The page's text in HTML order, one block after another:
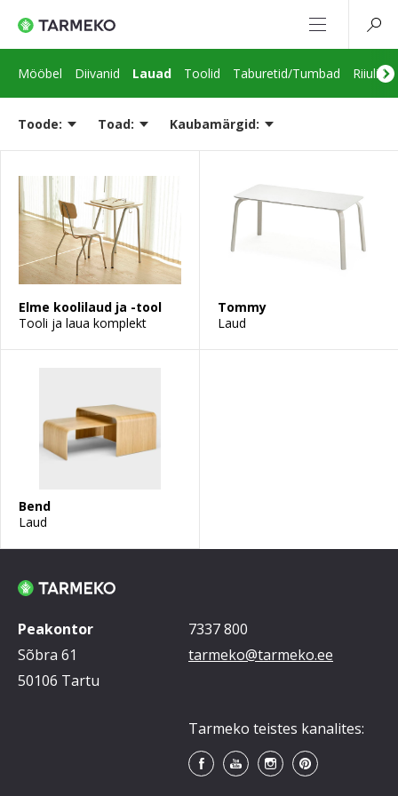
Mööbel Diivanid Lauad Toolid Taburetid/Tumbad Riiulid
Toode: Toad: Kaubamärgid:
Elme koolilaud ja -tool
Tooli ja laua komplekt
Tommy
Laud
Bend
Laud
Peakontor
Sõbra 61
50106 Tartu
7337 800
tarmeko@tarmeko.ee
Tarmeko teistes kanalites: